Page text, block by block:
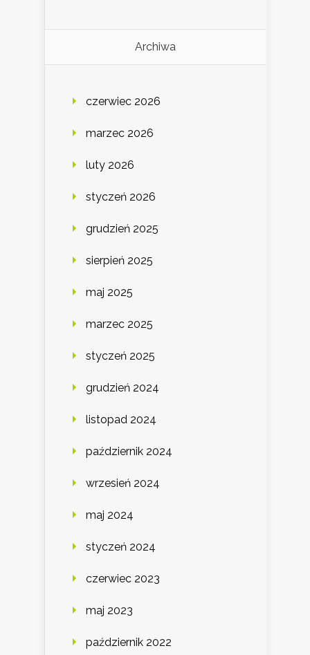
Archiwa
czerwiec 2026
marzec 2026
luty 2026
styczeń 2026
grudzień 2025
sierpień 2025
maj 2025
marzec 2025
styczeń 2025
grudzień 2024
listopad 2024
październik 2024
wrzesień 2024
maj 2024
styczeń 2024
czerwiec 2023
maj 2023
październik 2022